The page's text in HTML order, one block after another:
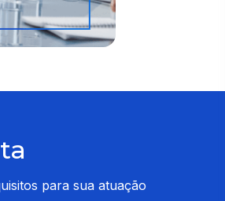
para sua atuação